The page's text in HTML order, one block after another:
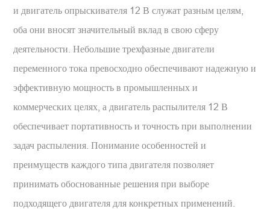
и двигатель опрыскивателя 12 В служат разным целям,
оба они вносят значительный вклад в свою сферу
деятельности. Небольшие трехфазные двигатели
переменного тока превосходно обеспечивают надежную и
эффективную мощность в промышленных и
коммерческих целях, а двигатель распылителя 12 В
обеспечивает портативность и точность при выполнении
задач распыления. Понимание особенностей и
преимуществ каждого типа двигателя позволяет
принимать обоснованные решения при выборе
подходящего двигателя для конкретных применений.